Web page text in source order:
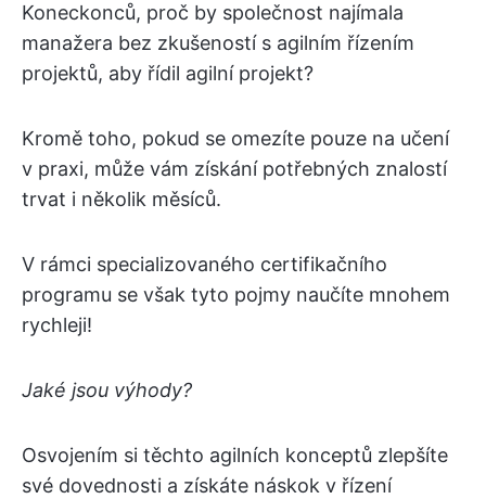
Koneckonců, proč by společnost najímala
manažera bez zkušeností s agilním řízením
projektů, aby řídil agilní projekt?
Kromě toho, pokud se omezíte pouze na učení
v praxi, může vám získání potřebných znalostí
trvat i několik měsíců.
V rámci specializovaného certifikačního
programu se však tyto pojmy naučíte mnohem
rychleji!
Jaké jsou výhody?
Osvojením si těchto agilních konceptů zlepšíte
své dovednosti a získáte náskok v řízení